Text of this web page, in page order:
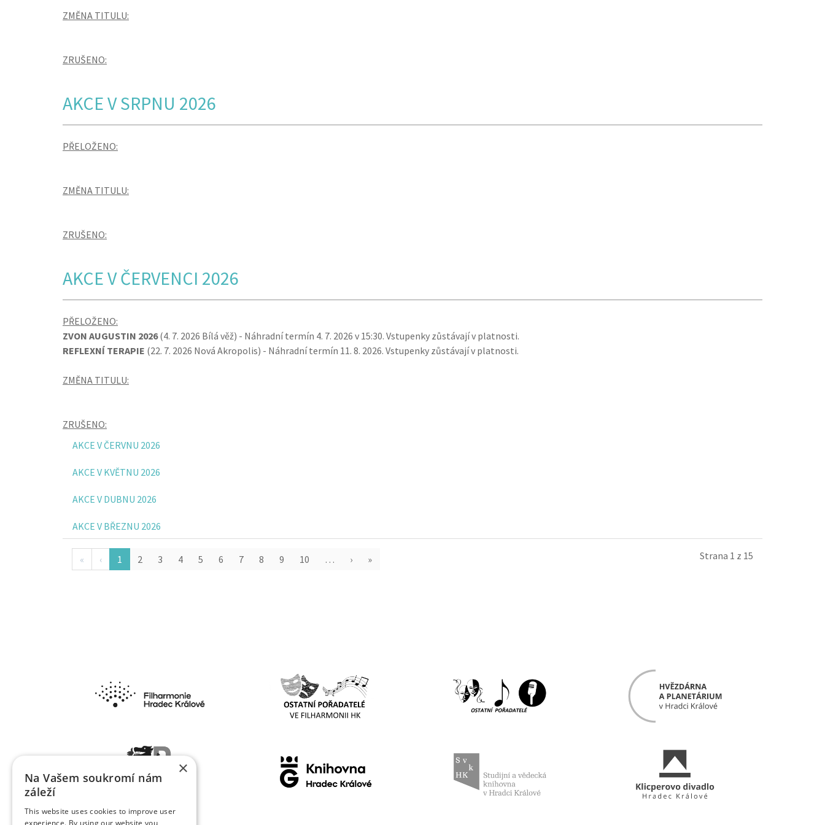
ZMĚNA TITULU:
ZRUŠENO:
AKCE V SRPNU 2026
PŘELOŽENO:
ZMĚNA TITULU:
ZRUŠENO:
AKCE V ČERVENCI 2026
PŘELOŽENO:
ZVON AUGUSTIN 2026(4. 7. 2026 Bílá věž) - Náhradní termín 4. 7. 2026 v 15:30. Vstupenky zůstávají v platnosti.
REFLEXNÍ TERAPIE (22. 7. 2026 Nová Akropolis) - Náhradní termín 11. 8. 2026. Vstupenky zůstávají v platnosti.
ZMĚNA TITULU:
ZRUŠENO:
AKCE V ČERVNU 2026
AKCE V KVĚTNU 2026
AKCE V DUBNU 2026
AKCE V BŘEZNU 2026
Strana 1 z 15
« ‹ 1 2 3 4 5 6 7 8 9 10 … › »
×
Na Vašem soukromí nám
záleží
This website uses cookies to improve user
experience. By using our website you